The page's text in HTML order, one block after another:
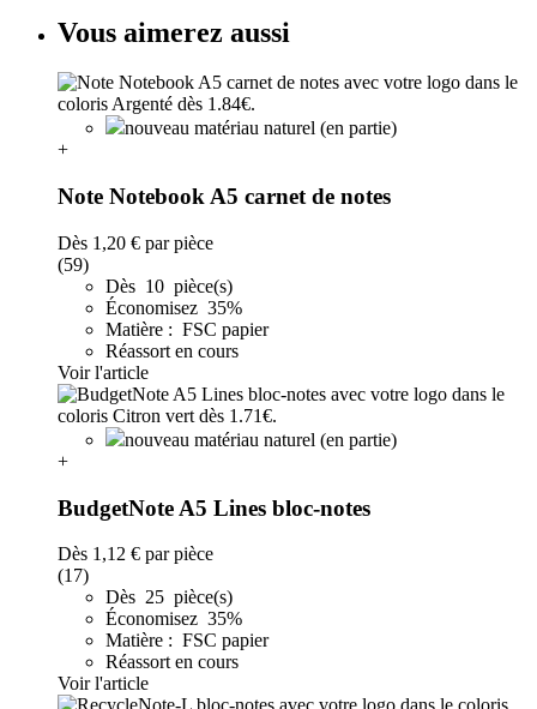
Vous aimerez aussi
nouveau matériau naturel (en partie)
+
Note Notebook A5 carnet de notes
Dès 1,20 € par pièce
(59)
Dès 10 pièce(s)
Économisez 35%
Matière : FSC papier
Réassort en cours
Voir l'article
nouveau matériau naturel (en partie)
+
BudgetNote A5 Lines bloc-notes
Dès 1,12 € par pièce
(17)
Dès 25 pièce(s)
Économisez 35%
Matière : FSC papier
Réassort en cours
Voir l'article